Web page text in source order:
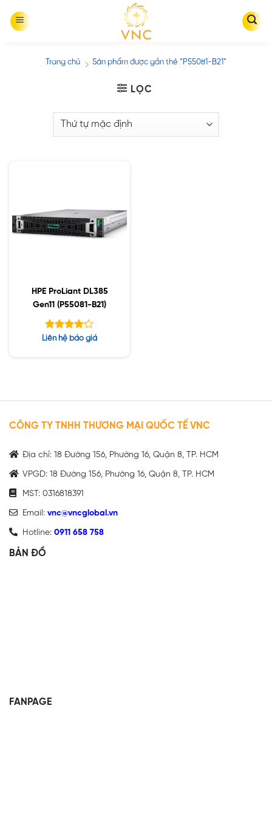
Trang chủ / Sản phẩm được gắn thẻ “P55081-B21”
LỌC
HPE ProLiant DL385
Gen11 (P55081-B21)
Được xếp
Liên hệ báo giá
CÔNG TY TNHH THƯƠNG MẠI QUỐC TẾ VNC
Địa chỉ: 18 Đường 156, Phường 16, Quận 8, TP. HCM
VPGD: 18 Đường 156, Phường 16, Quận 8, TP. HCM
MST: 0316818391
Email: vnc@vncglobal.vn
Hotline: 0911 658 758
BẢN ĐỒ
FANPAGE